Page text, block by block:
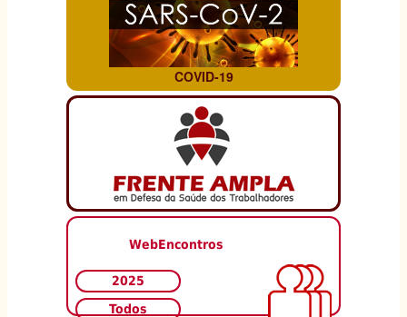
COVID-19
WebEncontros
2025
Todos